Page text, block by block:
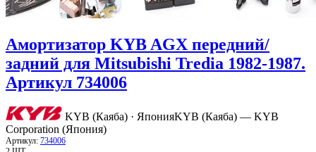
Амортизатор KYB AGX передний/
задний для Mitsubishi Tredia 1982-1987.
Артикул 734006
KYB (Каяба) · ЯпонияKYB (Каяба) — KYB
Corporation (Япония)
Артикул: 734006